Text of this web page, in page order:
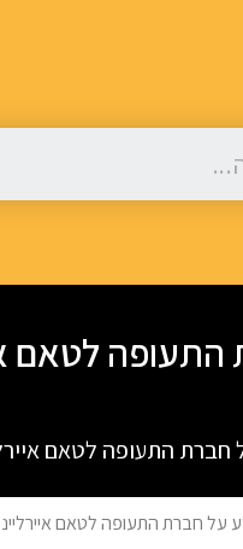
לטאם
חברת התעופה לטאם
על חברת התעופה לטאם